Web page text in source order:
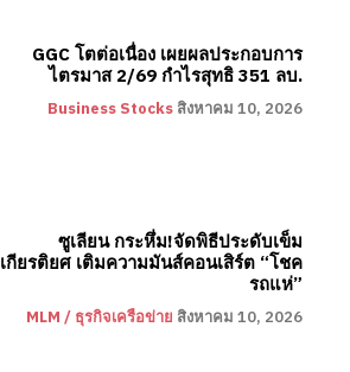
GGC โตต่อเนื่อง เผยผลประกอบการ
ไตรมาส 2/69 กำไรสุทธิ 351 ลบ.
Business Stocks สิงหาคม 10, 2026
ซูเลียน กระหึ่ม!จัดพิธีประดับเข็ม
เกียรติยศ เติมความมันส์คอนเสิร์ต “โชค
รถแห่”
MLM / ธุรกิจเครือข่าย สิงหาคม 10, 2026